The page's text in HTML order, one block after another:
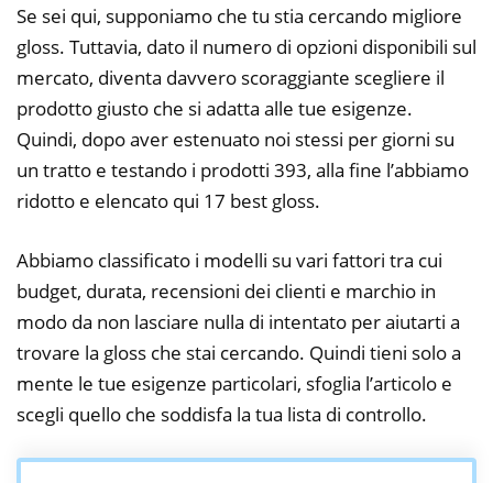
Se sei qui, supponiamo che tu stia cercando migliore
gloss. Tuttavia, dato il numero di opzioni disponibili sul
mercato, diventa davvero scoraggiante scegliere il
prodotto giusto che si adatta alle tue esigenze.
Quindi, dopo aver estenuato noi stessi per giorni su
un tratto e testando i prodotti 393, alla fine l’abbiamo
ridotto e elencato qui 17 best gloss.
Abbiamo classificato i modelli su vari fattori tra cui
budget, durata, recensioni dei clienti e marchio in
modo da non lasciare nulla di intentato per aiutarti a
trovare la gloss che stai cercando. Quindi tieni solo a
mente le tue esigenze particolari, sfoglia l’articolo e
scegli quello che soddisfa la tua lista di controllo.